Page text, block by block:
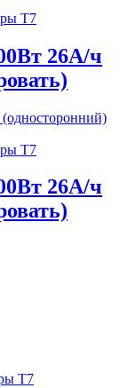
Т7
26А/ч
Т7
26А/ч
Т7